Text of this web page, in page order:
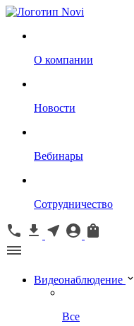
О компании
Новости
Вебинары
Сотрудничество
Видеонаблюдение
Все